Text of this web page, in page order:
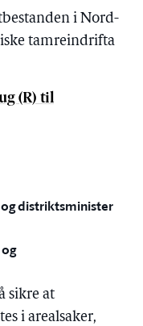
i Nord-
tamreindrifta
(R) til
distriktsminister
sikre at
i arealsaker,